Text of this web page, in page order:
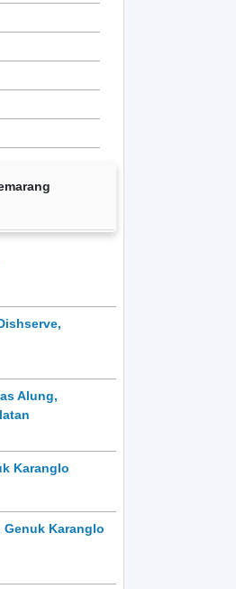
Alung,
Karanglo
Genuk Karanglo